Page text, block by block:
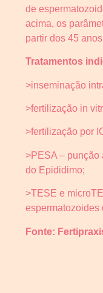
de
acima, os
partir dos 45
Tratamentos
>inseminação
>fertilização in
>fertilização por
>PESA – punção
do Epididimo;
>TESE e
espermatozoides
Fonte: